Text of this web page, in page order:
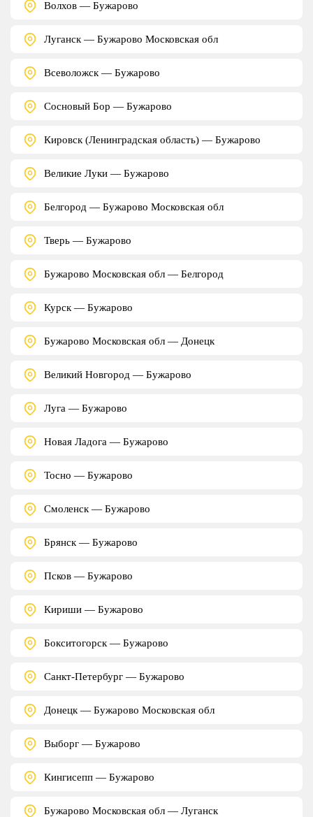
Волхов — Бужарово
Луганск — Бужарово Московская обл
Всеволожск — Бужарово
Сосновый Бор — Бужарово
Кировск (Ленинградская область) — Бужарово
Великие Луки — Бужарово
Белгород — Бужарово Московская обл
Тверь — Бужарово
Бужарово Московская обл — Белгород
Курск — Бужарово
Бужарово Московская обл — Донецк
Великий Новгород — Бужарово
Луга — Бужарово
Новая Ладога — Бужарово
Тосно — Бужарово
Смоленск — Бужарово
Брянск — Бужарово
Псков — Бужарово
Кириши — Бужарово
Бокситогорск — Бужарово
Санкт-Петербург — Бужарово
Донецк — Бужарово Московская обл
Выборг — Бужарово
Кингисепп — Бужарово
Бужарово Московская обл — Луганск